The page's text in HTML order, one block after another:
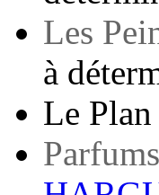
Les
à
Le Plan